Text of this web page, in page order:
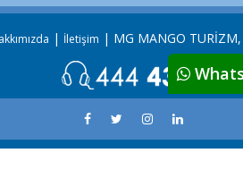
| İletişim | MG MANGO